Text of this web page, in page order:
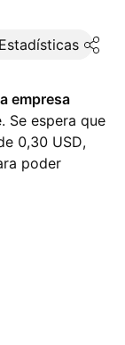
Estadísticas
empresa
Se espera que
0,30 USD,
poder